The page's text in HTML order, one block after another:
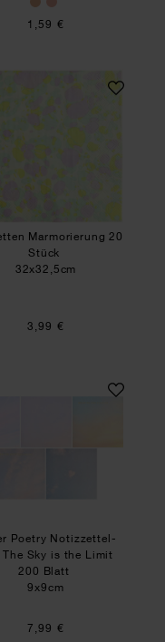
1,59 €
Kreuzstich Schleife
Servietten
Marmorierung 20
Stück
32x32,5cm
3,99 €
Poetry Notizzettel-
The Sky is the Limit
200 Blatt
9x9cm
7,99 €